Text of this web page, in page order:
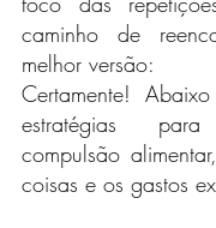
caminho de
melhor versão:
Certamente!
estratégias
compulsão
coisas e os gastos